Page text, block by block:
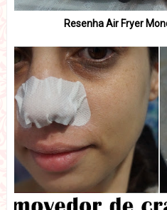
Resenha Air Fryer